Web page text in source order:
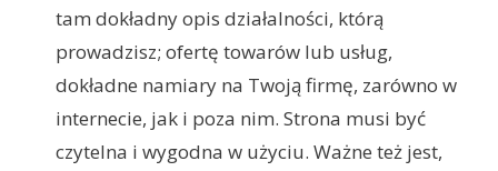
tam dokładny opis działalności, którą
prowadzisz; ofertę towarów lub usług,
dokładne namiary na Twoją firmę, zarówno w
internecie, jak i poza nim. Strona musi być
czytelna i wygodna w użyciu. Ważne też jest,